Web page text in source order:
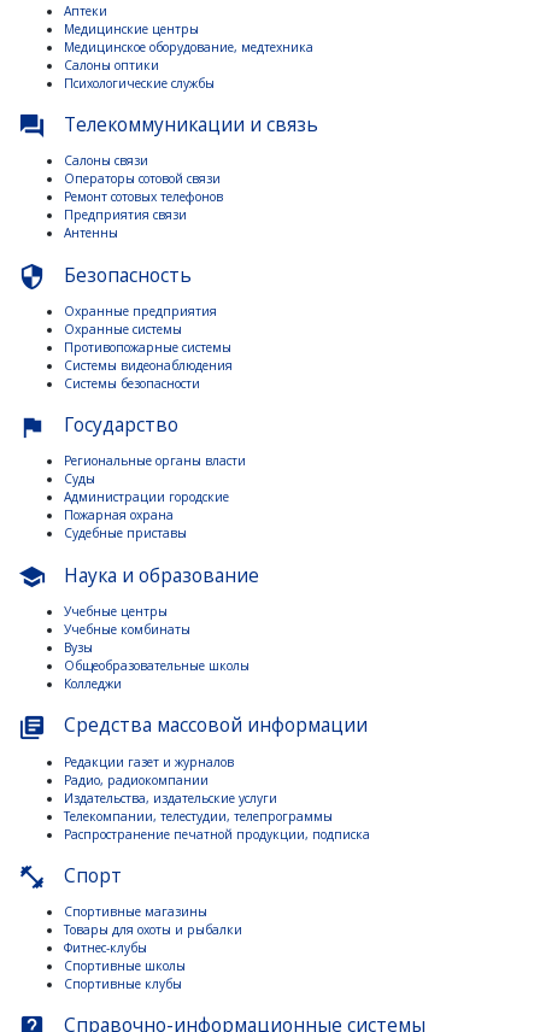
Аптеки
Медицинские центры
Медицинское оборудование, медтехника
Салоны оптики
Психологические службы
question_answer Телекоммуникации и связь
Салоны связи
Операторы сотовой связи
Ремонт сотовых телефонов
Предприятия связи
Антенны
security Безопасность
Охранные предприятия
Охранные системы
Противопожарные системы
Системы видеонаблюдения
Системы безопасности
flag Государство
Региональные органы власти
Суды
Администрации городские
Пожарная охрана
Судебные приставы
school Наука и образование
Учебные центры
Учебные комбинаты
Вузы
Общеобразовательные школы
Колледжи
library_books Средства массовой информации
Редакции газет и журналов
Радио, радиокомпании
Издательства, издательские услуги
Телекомпании, телестудии, телепрограммы
Распространение печатной продукции, подписка
fitness_center Спорт
Спортивные магазины
Товары для охоты и рыбалки
Фитнес-клубы
Спортивные школы
Спортивные клубы
Справочно-информационные системы